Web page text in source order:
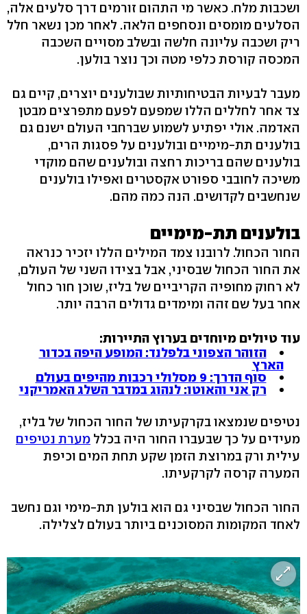
ושכבות מלח. כאשר מי התהום זורמים דרך סלעים אלה,
הסלעים מומסים ונסחפים הלאה. לאחר מכן נשאר חלל
ריק ושכבה עליונה חלשה ובשלב מסויים השכבה
המכסה קורסת כלפי מטה וכך נוצר בולען.
מעבר לבעיות הבטיחותיות שבולענים יוצרים, קיים גם
צד אחר לחללים הללו שמפעם לפעם מתפרצים מבטן
האדמה. אולי יפתיע לשמוע שברחבי העולם ישנם גם
בולענים תת-מימיים ובולענים על פסגות הרים,
בולענים שהם בריכות רחצה ובולענים שהם מוקדי
משיכה לחובבי ספורט אקסטרים ואפילו בולענים
שנחשבים לקדושים. הנה כמה מהם.
בולענים תת-מימיים
החור הכחול. לרובנו צמד המילים הללו יזכיר כנראה
את החור הכחול שבסיני, אבל בצידו השני של העולם,
לא רחוק מחופיה הקריביים של בליז, שוכן חור כחול
אחר בעל שם זהה ומימדים גדולים הרבה יותר.
עוד טיולים מיוחדים בערוץ התיירות:
הזוהר הצפוני בלפלנד: המופע היפה בכדור
הארץ
סוף הדרך: 9 מסלולי רכבות מהיפים בעולם
רק אני והאוטו: לנהוג במדבר השלג האמריקני
נטיפים שנמצאו בקרקעיתו של החור הכחול של בליז,
מעידים על כך שבעברו החור היה בכלל מערת נטיפים
עילית ורק במרוצת הזמן שקע תחת המים וכיפת
המערה קרסה לקרקעיתו.
החור הכחול שבסיני גם הוא בולען תת-מימי וגם נחשב
לאחד המקומות המסוכנים ביותר בעולם לצלילה.